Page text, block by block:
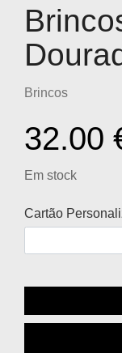
Brincos
32.00
Em stock
Cartão